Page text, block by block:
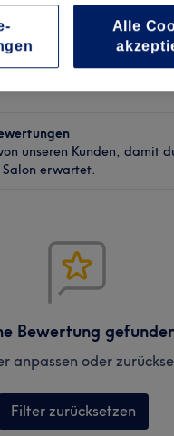
Nach
unseren Kunden, damit
erwartet.
Bewertung
anpassen oder
Filter zurücksetzen
Alle